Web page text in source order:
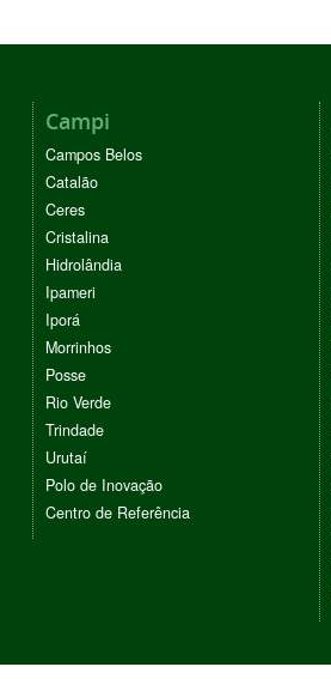
Campi
Campos Belos
Catalão
Ceres
Cristalina
Hidrolândia
Ipameri
Iporá
Morrinhos
Posse
Rio Verde
Trindade
Urutaí
Polo de Inovação
Centro de Referência